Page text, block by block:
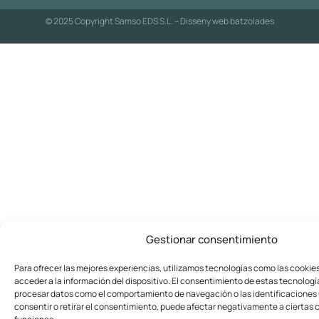
Gestionar consentimiento
Para ofrecer las mejores experiencias, utilizamos tecnologías como las
acceder a la información del dispositivo. El consentimiento de estas
procesar datos como el comportamiento de navegación o las identificaciones
consentir o retirar el consentimiento, puede afectar negativamente a ciertas
© 2025 Copyright Samso EDS S.L. – Disseny webbatzolades